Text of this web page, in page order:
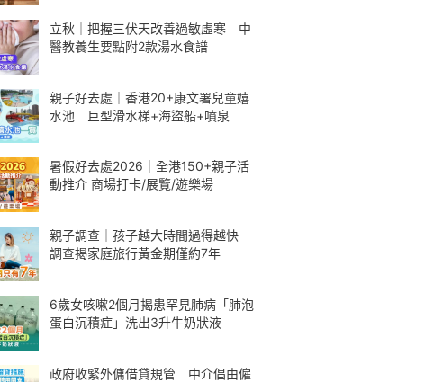
立秋｜把握三伏天改善過敏虛寒 中
醫教養生要點附2款湯水食譜
親子好去處｜香港20+康文署兒童嬉
水池 巨型滑水梯+海盜船+噴泉
暑假好去處2026｜全港150+親子活
動推介 商場打卡/展覽/遊樂場
親子調查｜孩子越大時間過得越快
調查揭家庭旅行黃金期僅約7年
6歲女咳嗽2個月揭患罕見肺病「肺泡
蛋白沉積症」洗出3升牛奶狀液
政府收緊外傭借貸規管 中介倡由僱